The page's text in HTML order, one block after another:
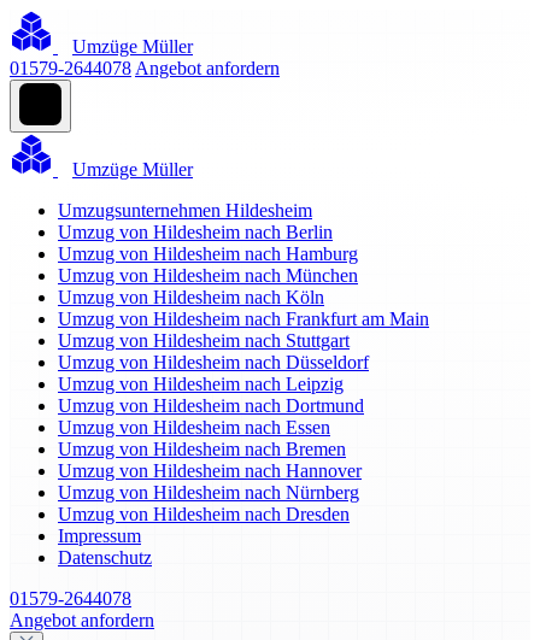
Umzüge Müller
01579-2644078 Angebot anfordern
Umzüge Müller
Umzugsunternehmen Hildesheim
Umzug von Hildesheim nach Berlin
Umzug von Hildesheim nach Hamburg
Umzug von Hildesheim nach München
Umzug von Hildesheim nach Köln
Umzug von Hildesheim nach Frankfurt am Main
Umzug von Hildesheim nach Stuttgart
Umzug von Hildesheim nach Düsseldorf
Umzug von Hildesheim nach Leipzig
Umzug von Hildesheim nach Dortmund
Umzug von Hildesheim nach Essen
Umzug von Hildesheim nach Bremen
Umzug von Hildesheim nach Hannover
Umzug von Hildesheim nach Nürnberg
Umzug von Hildesheim nach Dresden
Impressum
Datenschutz
01579-2644078
Angebot anfordern